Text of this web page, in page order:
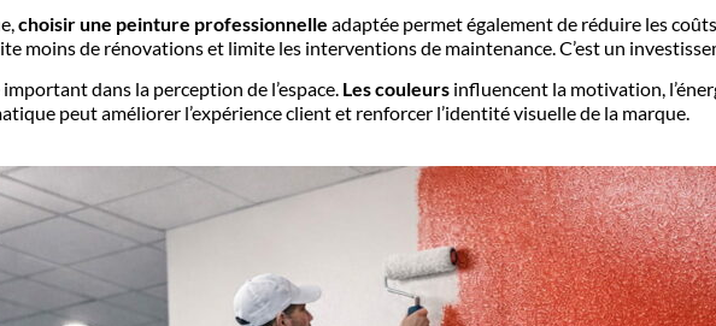
choisir une peinture professionnelle adaptée permet également de réduire les
moins de rénovations et limite les interventions de maintenance. C’est un
dans la perception de l’espace. Les couleurs influencent la motivation,
peut améliorer l’expérience client et renforcer l’identité visuelle de la marque.